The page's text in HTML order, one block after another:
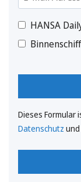
HANSA
Dieses Formular
Datenschutz und